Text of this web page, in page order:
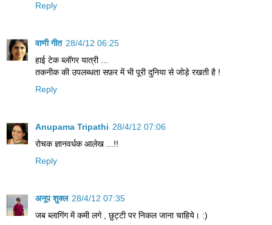
Reply
वाणी गीत 28/4/12 06:25
हाई टेक ब्लॉगर यात्री ...
तकनीक की उपलब्धता सफ़र में भी पूरी दुनिया से जोड़े रखती है !
Reply
Anupama Tripathi 28/4/12 07:06
रोचक ज्ञानवर्धक आलेख ...!!
Reply
अनूप शुक्ल 28/4/12 07:35
जब ब्लागिंग में कमी लगे , छुट्टी पर निकल जाना चाहिये। :)